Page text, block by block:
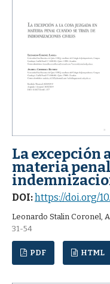
La excepción
materia
DOI:https://doi.org/
Leonardo Stalin Coronel,
31-54
PDF HTML